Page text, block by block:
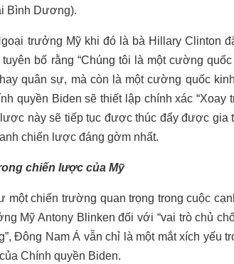
Bình Dương).
trưởng Mỹ khi đó là bà Hillary Clinton
bố rằng “Chúng tôi là một cường
quân sự, mà còn là một cường quốc
quyền Biden sẽ thiết lập chính xác “Xoay
này sẽ tiếp tục được thúc đẩy được gia
chiến lược đáng gờm nhất.
chiến lược của Mỹ
một chiến trường quan trọng trong cuộc
Mỹ Antony Blinken đối với “vai trò chủ
Đông Nam Á vẫn chỉ là một mắt xích yếu
Chính quyền Biden.